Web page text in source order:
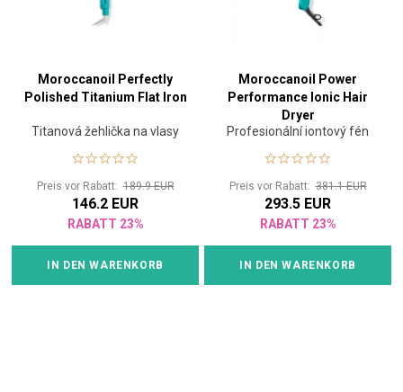
Moroccanoil Perfectly
Polished Titanium Flat Iron
Titanová žehlička na vlasy
Preis vor Rabatt:189.9 EUR
146.2 EUR
RABATT 23%
IN DEN WARENKORB
Moroccanoil Power
Performance Ionic Hair
Dryer
Profesionální iontový fén
Preis vor Rabatt:381.1 EUR
293.5 EUR
RABATT 23%
IN DEN WARENKORB